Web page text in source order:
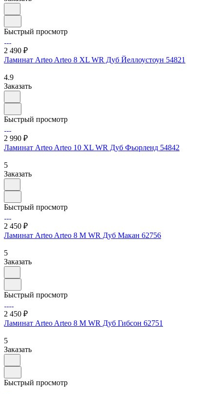
Быстрый просмотр
2 490 ₽
Ламинат Arteo Arteo 8 XL WR Дуб Йеллоустоун 54821
4.9
Заказать
Быстрый просмотр
2 990 ₽
Ламинат Arteo Arteo 10 XL WR Дуб Фьорленд 54842
5
Заказать
Быстрый просмотр
2 450 ₽
Ламинат Arteo Arteo 8 M WR Дуб Макан 62756
5
Заказать
Быстрый просмотр
2 450 ₽
Ламинат Arteo Arteo 8 M WR Дуб Гибсон 62751
5
Заказать
Быстрый просмотр